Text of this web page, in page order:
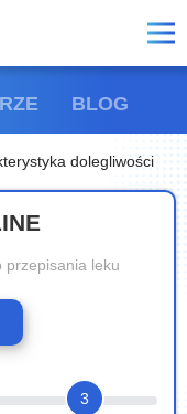
BLOG
dolegliwości
przepisania leku
3